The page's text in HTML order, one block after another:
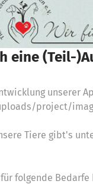
eine (Teil-
unserer
project/
Tiere gibt's
folgende